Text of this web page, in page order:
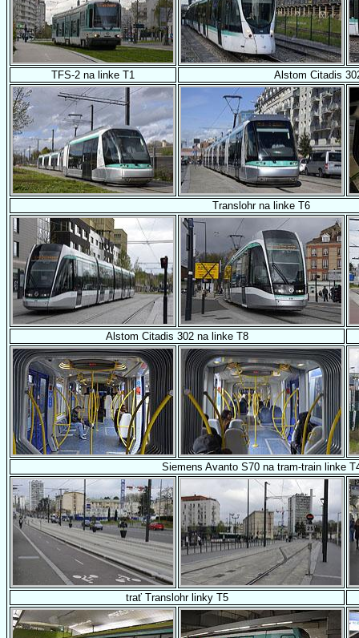
TFS-2 na linke T1 Alstom Citadis
Translohr na linke T6
Alstom Citadis 302 na linke T8
Siemens Avanto S70 na tram-train linke
trať Translohr linky T5